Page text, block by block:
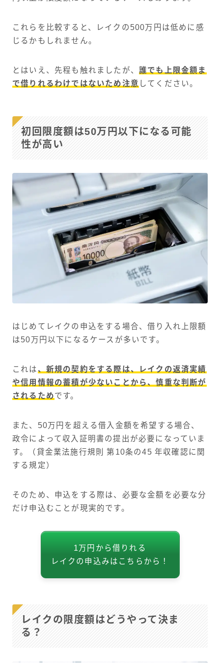
これらを比較すると、レイクの500万円は低めに感
じるかもしれません。
とはいえ、先程も触れましたが、 誰でも上限金額ま
で借りれるわけではないため注意 してください。
初回限度額は50万円以下になる可能
性が高い
はじめてレイクの申込をする場合、借り入れ上限額
は50万円以下になるケースが多いです。
これは、新規の契約をする際は、レイクの返済実績
や信用情報の蓄積が少ないことから、慎重な判断が
されるためです。
また、50万円を超える借入金額を希望する場合、
政令によって収入証明書の提出が必要になっていま
す。（貸金業法施行規則 第10条の45 年収確認に関
する規定）
そのため、申込をする際は、必要な金額を必要な分
だけ申込むことが現実的です。
1万円から借りれる
レイクの申込みはこちらから！
レイクの限度額はどうやって決ま
る？